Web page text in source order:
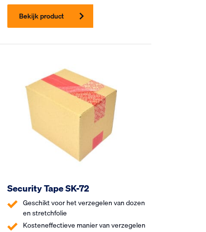
Bekijk product
Security Tape SK-72
Geschikt voor het verzegelen van dozen
en stretchfolie
Kosteneffectieve manier van verzegelen